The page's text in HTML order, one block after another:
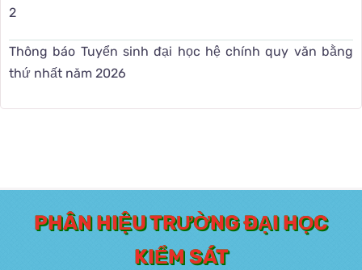
2
Thông báo Tuyển sinh đại học hệ chính quy văn bằng
thứ nhất năm 2026
PHÂN HIỆU TRƯỜNG ĐẠI HỌC
KIỂM SÁT